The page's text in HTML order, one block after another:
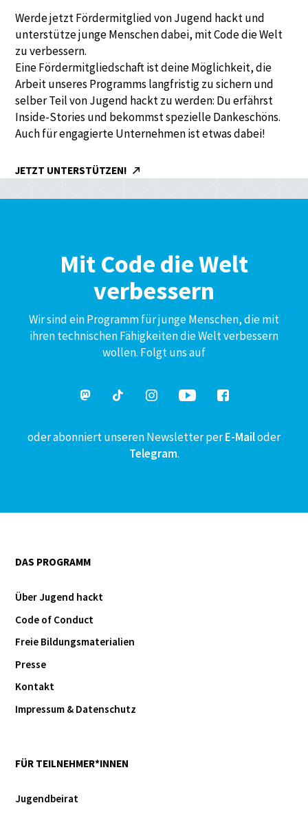
Werde jetzt Fördermitglied von Jugend hackt und
unterstütze junge Menschen dabei, mit Code die Welt
zu verbessern.
Eine Fördermitgliedschaft ist deine Möglichkeit, die
Arbeit unseres Programms langfristig zu sichern und
selber Teil von Jugend hackt zu werden: Du erfährst
Inside-Stories und bekommst spezielle Dankeschöns.
Auch für engagierte Unternehmen ist etwas dabei!
JETZT UNTERSTÜTZEN!
Mit Code die Welt
verbessern
Wir sind ein Programm für junge Menschen, die mit
ihren technischen Fähigkeiten die Welt verbessern
wollen. Folgt uns auf
oder abonniert unseren Newsletter perE-Mailoder
Telegram.
DAS PROGRAMM
Über Jugend hackt
Code of Conduct
Freie Bildungsmaterialien
Presse
Kontakt
Impressum & Datenschutz
FÜR TEILNEHMER*INNEN
Jugendbeirat